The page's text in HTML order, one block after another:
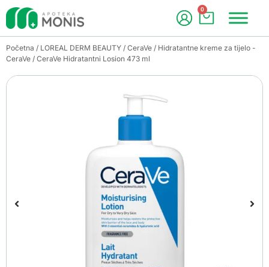
0
Početna / LOREAL DERM BEAUTY / CeraVe / Hidratantne kreme za tijelo -
CeraVe / CeraVe Hidratantni Losion 473 ml